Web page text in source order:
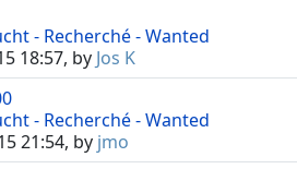
- Recherché - Wanted
18:57, by Jos K
- Recherché - Wanted
21:54, by jmo